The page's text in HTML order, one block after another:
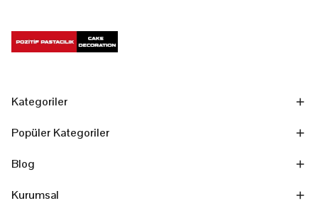
Kategoriler
Popüler Kategoriler
Blog
Kurumsal